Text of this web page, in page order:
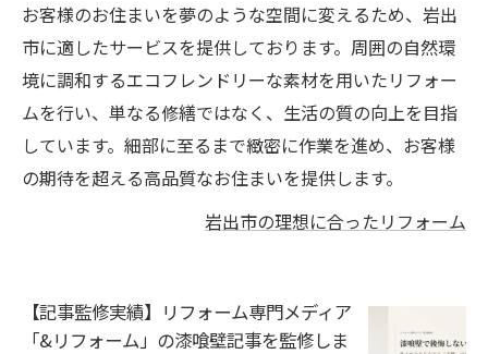
お客様のお住まいを夢のような空間に変えるため、岩出
市に適したサービスを提供しております。周囲の自然環
境に調和するエコフレンドリーな素材を用いたリフォー
ムを行い、単なる修繕ではなく、生活の質の向上を目指
しています。細部に至るまで緻密に作業を進め、お客様
の期待を超える高品質なお住まいを提供します。
岩出市の理想に合ったリフォーム
【記事監修実績】リフォーム専門メディア
「&リフォーム」の漆喰壁記事を監修しま